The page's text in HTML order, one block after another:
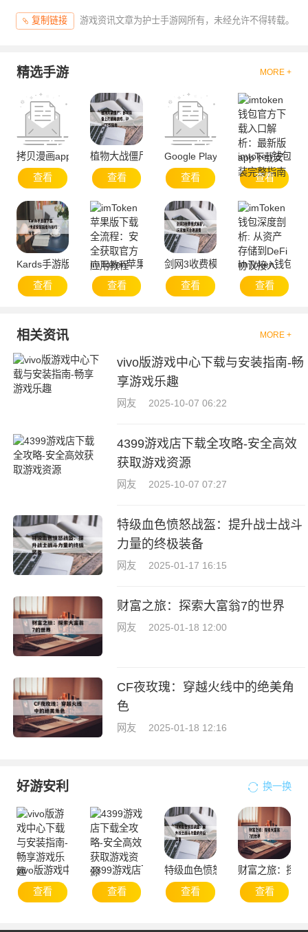
复制链接 游戏资讯文章为护士手游网所有，未经允许不得转载。
精选手游 MORE +
拷贝漫画app官方网站-便捷服务与资源聚合
查看
植物大战僵尸：移动设备上的策略游戏，iPad下载
查看
Google Play官方下载与安全使用
查看
imtoken钱包官
查看
Kards手游版下载-快速安装指南与技巧分享
查看
imToken苹果版下载全流程：安全获取官方应用教
查看
剑网3收费模式解析，玩家如何合
查看
imToken钱包深
查看
相关资讯 MORE +
vivo版游戏中心下载与安装指南-畅
享游戏乐趣
网友 2025-10-07 06:22
4399游戏店下载全攻略-安全高效
获取游戏资源
网友 2025-10-07 07:27
特级血色愤怒战盔：提升战士战斗
力量的终极装备
网友 2025-01-17 16:15
财富之旅：探索大富翁7的世界
网友 2025-01-18 12:00
CF夜玫瑰：穿越火线中的绝美角
色
网友 2025-01-18 12:16
好游安利 换一换
vivo版游戏中心下载与安装指南-畅享游戏乐趣
查看
4399游戏店下载全攻略-安全高效获取游戏资源
查看
特级血色愤怒战盔：提升战士战
查看
财富之旅：探
查看